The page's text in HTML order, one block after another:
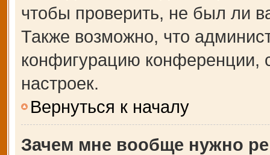
чтобы проверить, не был ли
Также возможно, что
конфигурацию конференции,
настроек.
Вернуться к началу
Зачем мне вообще нужно